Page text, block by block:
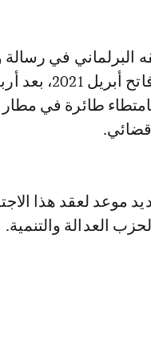
في رسالة
المالكي، رئيس مجلس
طائرة في
قضائي.
موعد لعقد هذا
العدالة والتنمية.